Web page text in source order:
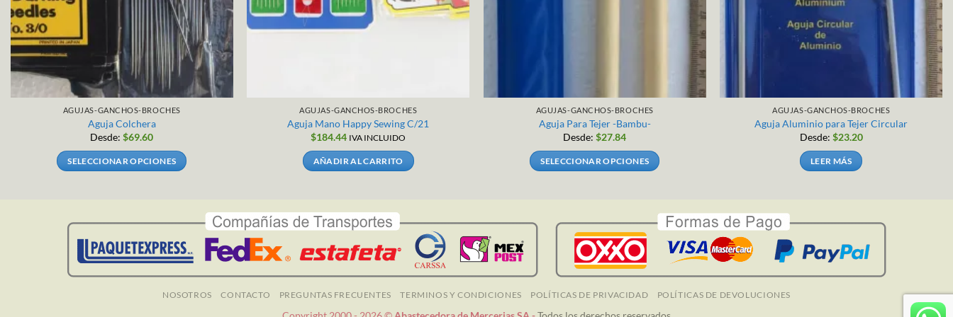
AGUJAS-GANCHOS-BROCHES
Aguja Colchera
Desde:$69.60
SELECCIONAR OPCIONES
múltiples
variantes.
Las
opciones
AGUJAS-GANCHOS-BROCHES
Aguja Mano Happy Sewing C/21
$184.44 IVA INCLUIDO
AÑADIR AL CARRITO
AGUJAS-GANCHOS-BROCHES
Aguja Para Tejer -Bambu-
Desde:$27.84
SELECCIONAR OPCIONES
múltiples
variantes.
Las
opciones
se
AGUJAS-GANCHOS-BROCHES
Aguja Aluminio para Tejer Circular
Desde: $23.20
LEER MÁS
NOSOTROS CONTACTO PREGUNTAS FRECUENTES TERMINOS Y CONDICIONES POLÍTICAS DE PRIVACIDAD POLÍTICAS DE DEVOLUCIONES